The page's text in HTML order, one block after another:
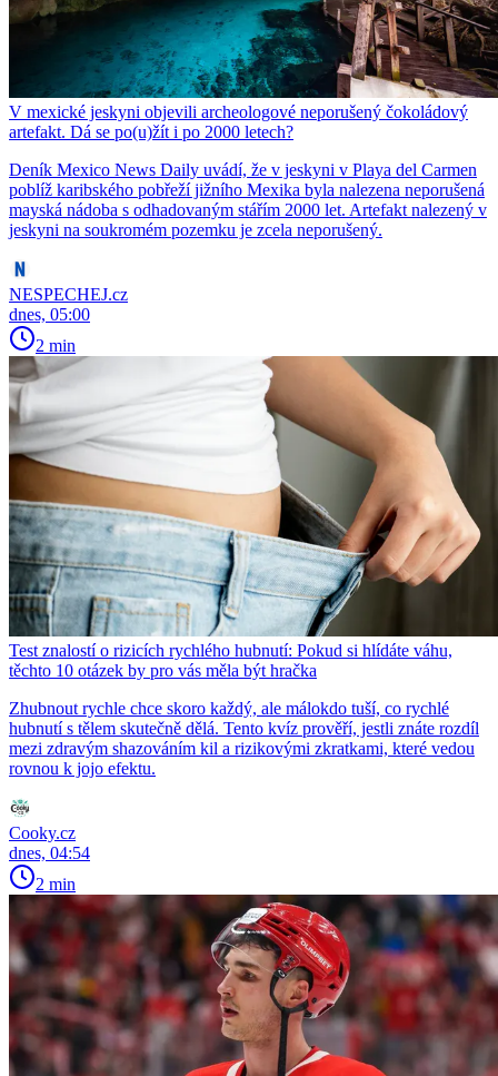
V mexické jeskyni objevili archeologové neporušený čokoládový
artefakt. Dá se po(u)žít i po 2000 letech?
Deník Mexico News Daily uvádí, že v jeskyni v Playa del Carmen
poblíž karibského pobřeží jižního Mexika byla nalezena neporušená
mayská nádoba s odhadovaným stářím 2000 let. Artefakt nalezený v
jeskyni na soukromém pozemku je zcela neporušený.
NESPECHEJ.cz
dnes, 05:00
2 min
Test znalostí o rizicích rychlého hubnutí: Pokud si hlídáte váhu,
těchto 10 otázek by pro vás měla být hračka
Zhubnout rychle chce skoro každý, ale málokdo tuší, co rychlé
hubnutí s tělem skutečně dělá. Tento kvíz prověří, jestli znáte rozdíl
mezi zdravým shazováním kil a rizikovými zkratkami, které vedou
rovnou k jojo efektu.
Cooky.cz
dnes, 04:54
2 min